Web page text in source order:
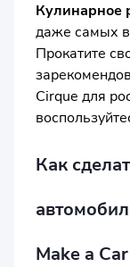
Кулинарное
даже самых
Прокатите
Cirque для
Как
Make a